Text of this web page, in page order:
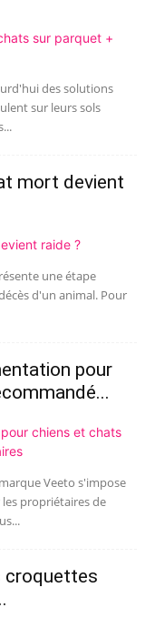
des solutions
sur leurs sols
mort devient
une étape
d'un animal. Pour
pour
Veeto s'impose
propriétaires de
croquettes